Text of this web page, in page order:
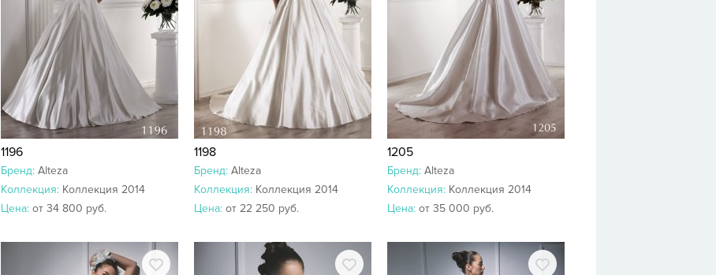
1196
Бренд: Alteza
Коллекция: Коллекция 2014
Цена: от 34 800 руб.
1198
Бренд: Alteza
Коллекция: Коллекция 2014
Цена: от 22 250 руб.
1205
Бренд: Alteza
Коллекция: Коллекция 2014
Цена: от 35 000 руб.